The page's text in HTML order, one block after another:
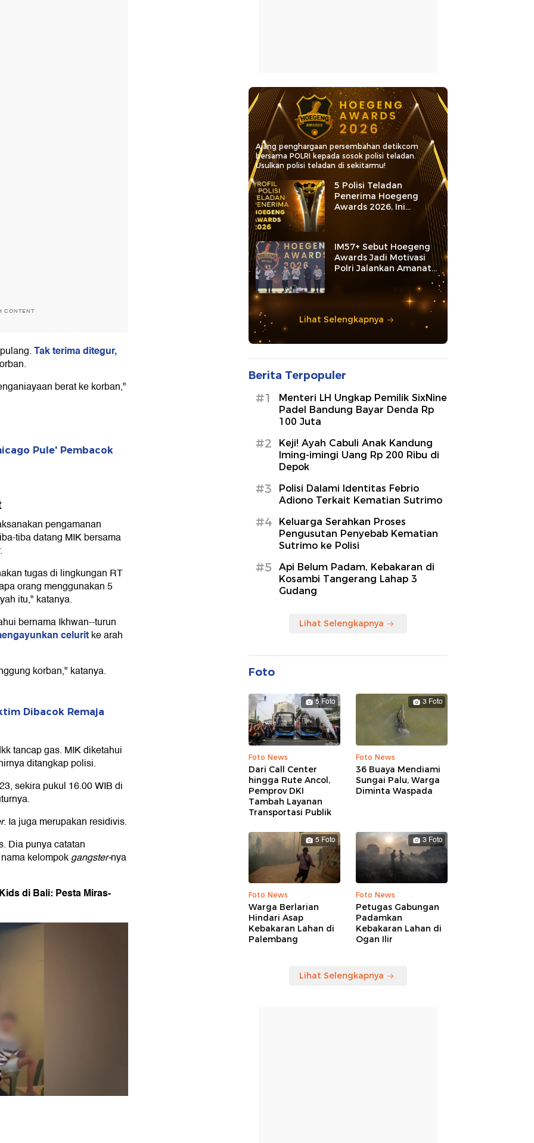
CONTENT
Tak terima ditegur,
berat ke korban,"
Pule' Pembacok
pengamanan
tiba datang MIK bersama
tugas di lingkungan RT
orang menggunakan 5
itu," katanya.
bernama Ikhwan--turun
celuritke arah
korban," katanya.
Dibacok Remaja
tancap gas. MIK diketahui
ditangkap polisi.
sekira pukul 16.00 WIB di
. Ia juga merupakan residivis.
Dia punya catatan
kelompokgangster-nya
di Bali: Pesta Miras-
Ajang penghargaan persembahan detikcom
bersama POLRI kepada sosok polisi teladan.
Usulkan polisi teladan di sekitarmu!
5 Polisi Teladan
Penerima Hoegeng
Awards 2026, Ini
Kategori dan Kiprahnya
IM57+ Sebut Hoegeng
Awards Jadi Motivasi
Polri Jalankan Amanat
Lihat Selengkapnya
Berita Terpopuler
#1
Menteri LH Ungkap Pemilik SixNine
Padel Bandung Bayar Denda Rp
100 Juta
#2
Keji! Ayah Cabuli Anak Kandung
Iming-imingi Uang Rp 200 Ribu di
Depok
#3
Polisi Dalami Identitas Febrio
Adiono Terkait Kematian Sutrimo
#4
Keluarga Serahkan Proses
Pengusutan Penyebab Kematian
Sutrimo ke Polisi
#5
Api Belum Padam, Kebakaran di
Kosambi Tangerang Lahap 3
Gudang
Lihat Selengkapnya
Foto
5 Foto
Foto News
Dari Call Center
hingga Rute Ancol,
Pemprov DKI
Tambah Layanan
Transportasi Publik
3 Foto
Foto News
36 Buaya Mendiami
Sungai Palu, Warga
Diminta Waspada
5 Foto
Foto News
Warga Berlarian
Hindari Asap
Kebakaran Lahan di
Palembang
3 Foto
Foto News
Petugas Gabungan
Padamkan
Kebakaran Lahan di
Ogan Ilir
Lihat Selengkapnya